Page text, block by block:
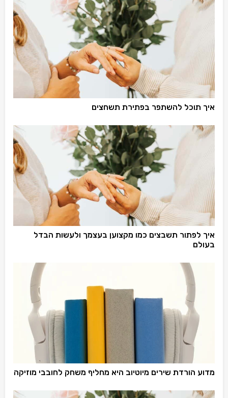
איך תוכל להשתפר בפתירת תשחצים
איך לפתור תשבצים כמו מקצוען בעצמך ולעשות הבדל
בעולם
מדוע הורדת שירים מיוטיוב היא מחליף משחק לחובבי מוזיקה